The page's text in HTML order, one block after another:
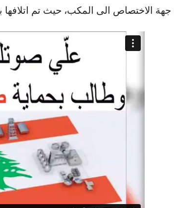
جهة الاختصاص الى المكب، حيث تم